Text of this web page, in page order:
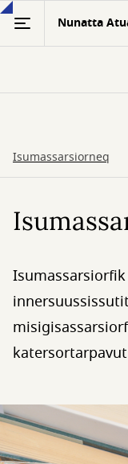
Skip
main
Nunatta
Isumassarsiorneq